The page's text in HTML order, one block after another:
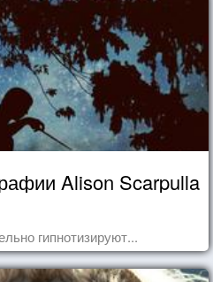
Alison Scarpulla
гипнотизируют...